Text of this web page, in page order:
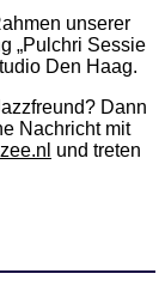
unserer
„Pulchri Sessie
Den Haag.
Dann
Nachricht mit
und treten